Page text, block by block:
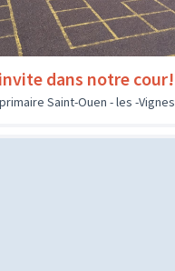
dans notre cour!
Saint-Ouen - les -Vignes